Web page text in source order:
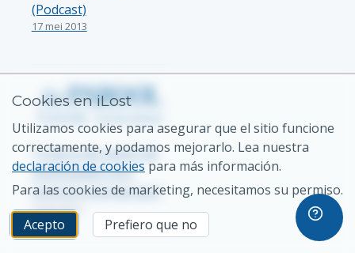
(Podcast)
17 mei 2013
"’t Gat in de markt: dé
marktplaats voor
verloren voorwerpen"
1 mei 2013
Cookies en iLost
Utilizamos cookies para asegurar que el sitio funcione
correctamente, y podamos mejorarlo. Lea nuestra
declaración de cookies para más información.
Para las cookies de marketing, necesitamos su permiso.
Acepto
Prefiero que no